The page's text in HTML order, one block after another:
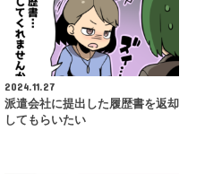
2024.11.27
派遣会社に提出した履歴書を返却
してもらいたい